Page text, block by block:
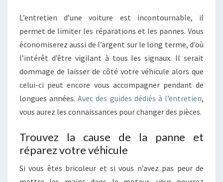
L’entretien d’une voiture est incontournable, il
permet de limiter les réparations et les pannes. Vous
économiserez aussi de l’argent sur le long terme, d’où
l’intérêt d’être vigilant à tous les signaux. Il serait
dommage de laisser de côté votre véhicule alors que
celui-ci peut encore vous accompagner pendant de
longues années.Avec des guides dédiés à l’entretien,
vous aurez les connaissances pour changer des pièces.
Trouvez la cause de la panne et
réparez votre véhicule
Si vous êtes bricoleur et si vous n’avez pas peur de